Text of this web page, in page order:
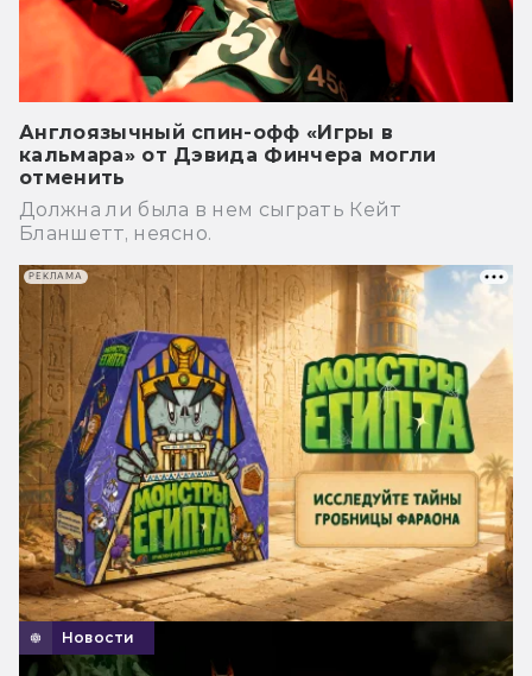
Англоязычный спин-офф «Игры в
кальмара» от Дэвида Финчера могли
отменить
Должна ли была в нем сыграть Кейт
Бланшетт, неясно.
Новости
РЕКЛАМА